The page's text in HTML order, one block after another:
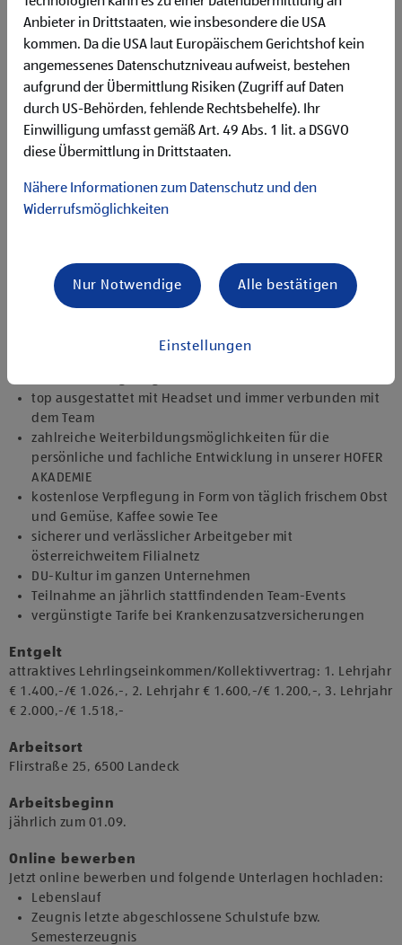
Flexibilität für Früh- und Spätdienste (Montag bis
Samstag)
Begeisterung im Handel zu arbeiten und den
Unternehmenserfolg mitzugestalten
Freude an der Arbeit im Team für ein motiviertes
Miteinander
Bereitschaft zu körperlich anspruchsvollen Tätigkeiten
freundlich im Umgang mit Kund:innen für eine
zuverlässige und organisierte Arbeitsweise zur
gewissenhaften Erledigung der Aufgaben
1.000 € HOFER Reisen- oder Warengutschein und
zusätzlich 1.500 € bei ausgezeichnetem Erfolg
Erfolgsprämien bei positivem Lehrabschluss (guter Erfolg:
top ausgestattet mit Headset und immer verbunden mit
dem Team
zahlreiche Weiterbildungsmöglichkeiten für die
persönliche und fachliche Entwicklung in unserer HOFER
AKADEMIE
kostenlose Verpflegung in Form von täglich frischem Obst
und Gemüse, Kaffee sowie Tee
sicherer und verlässlicher Arbeitgeber mit
österreichweitem Filialnetz
DU-Kultur im ganzen Unternehmen
Teilnahme an jährlich stattfindenden Team-Events
vergünstigte Tarife bei Krankenzusatzversicherungen
Entgelt
attraktives Lehrlingseinkommen/Kollektivvertrag: 1. Lehrjahr
€ 1.400,-/€ 1.026,-, 2. Lehrjahr € 1.600,-/€ 1.200,-, 3. Lehrjahr
€ 2.000,-/€ 1.518,-
Arbeitsort
​Flirstraße 25, 6500 Landeck​​
Arbeitsbeginn
jährlich zum 01.09.​
Online bewerben
Jetzt online bewerben und folgende Unterlagen hochladen:
Lebenslauf
Zeugnis letzte abgeschlossene Schulstufe bzw.
Semesterzeugnis
Anbieter in Drittstaaten, wie insbesondere die USA
kommen. Da die USA laut Europäischem Gerichtshof kein
angemessenes Datenschutzniveau aufweist, bestehen
aufgrund der Übermittlung Risiken (Zugriff auf Daten
durch US-Behörden, fehlende Rechtsbehelfe). Ihr
Einwilligung umfasst gemäß Art. 49 Abs. 1 lit. a DSGVO
diese Übermittlung in Drittstaaten.
Nähere Informationen zum Datenschutz und den
Widerrufsmöglichkeiten
Einstellungen
Nur Notwendige Alle bestätigen